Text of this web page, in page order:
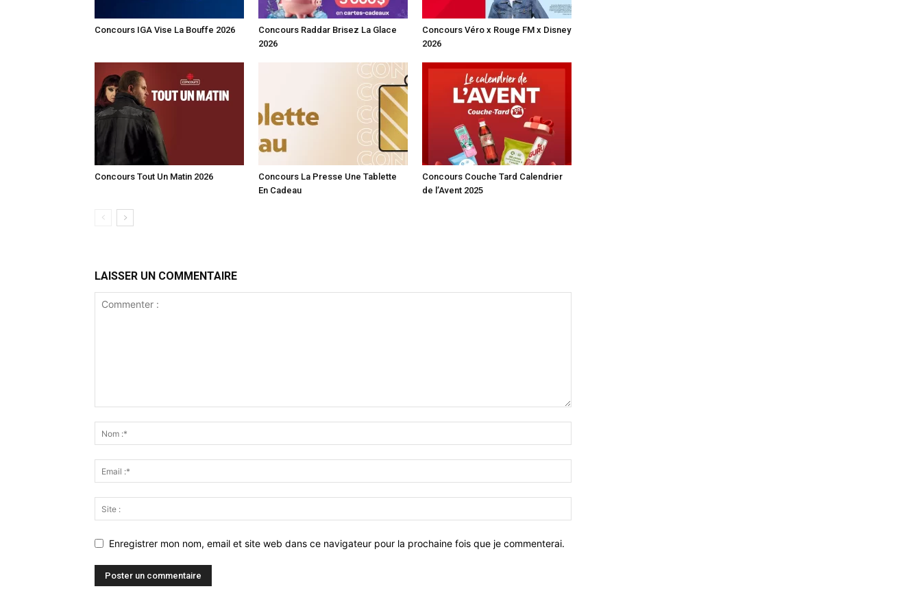
Concours IGA Vise La Bouffe 2026
Concours Raddar Brisez La Glace
2026
Concours Véro x Rouge FM x Disney
2026
Concours Tout Un Matin 2026
Concours La Presse Une Tablette
En Cadeau
Concours Couche Tard Calendrier
de l’Avent 2025
LAISSER UN COMMENTAIRE
Enregistrer mon nom, email et site web dans ce navigateur pour la prochaine fois que je commenterai.